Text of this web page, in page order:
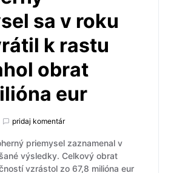
sa v roku
k rastu
obrat
eur
pridaj komentár
priemysel zaznamenal v
výsledky. Celkový obrat
vzrástol zo 67,8 milióna eur